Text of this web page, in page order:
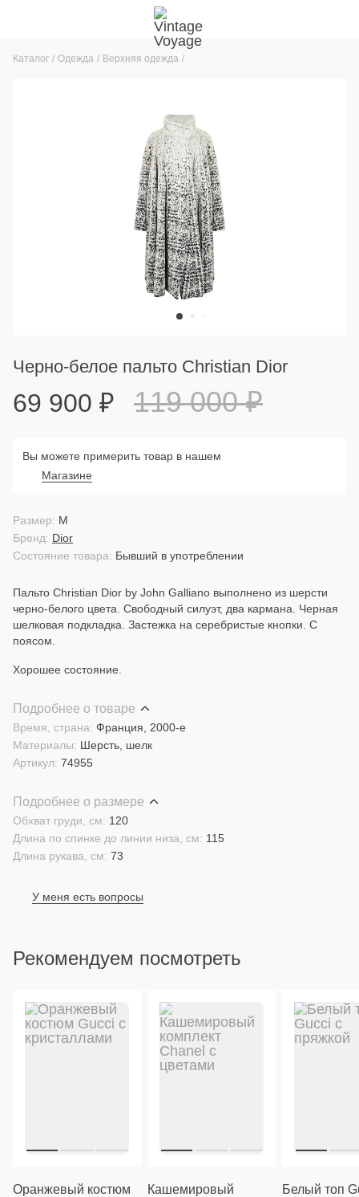
Каталог Одежда Верхняя одежда
Черно-белое пальто Christian Dior
69 900 ₽ 119 000₽
Вы можете примерить товар в нашем
Магазине
Состояние товара: Бывший в употреблении
Бренд: Dior
Размер: M
Пальто Christian Dior by John Galliano выполнено из шерсти
черно-белого цвета. Свободный силуэт, два кармана. Черная
шелковая подкладка. Застежка на серебристые кнопки. С
поясом.
Хорошее состояние.
Подробнее о товаре
Материалы: Шерсть, шелк
Время, страна: Франция, 2000-е
Артикул: 74955
Подробнее о размере
Длина рукава, см: 73
Длина по спинке до линии низа, см: 115
Обхват груди, см: 120
У меня есть вопросы
Рекомендуем посмотреть
Оранжевый костюм
Кашемировый
Белый топ